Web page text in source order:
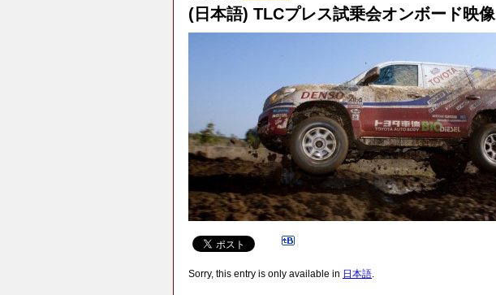
(日本語) TLCプレス試乗会オンボード映像
Sorry, this entry is only available in 日本語.